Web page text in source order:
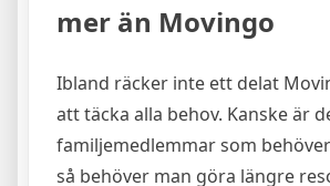
mer än Movingo
Ibland räcker inte ett delat
att täcka alla behov. Kanske är
familjemedlemmar som
så behöver man göra längre